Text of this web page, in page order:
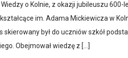
o Kolnie, z okazji jubileuszu 600-
im. Adama Mickiewicza w
był do uczniów szkół
Obejmował wiedzę z […]